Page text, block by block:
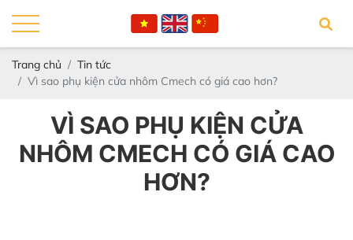
Trang chủ
Tin tức
Vì sao phụ kiện cửa nhôm Cmech có giá cao hơn?
VÌ SAO PHỤ KIỆN CỬA
NHÔM CMECH CÓ GIÁ CAO
HƠN?